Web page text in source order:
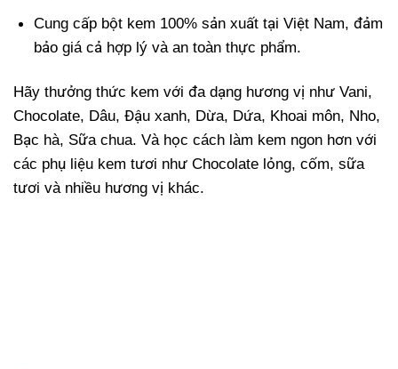
Cung cấp bột kem 100% sản xuất tại Việt Nam, đảm
bảo giá cả hợp lý và an toàn thực phẩm.
Hãy thưởng thức kem với đa dạng hương vị như Vani,
Chocolate, Dâu, Đậu xanh, Dừa, Dứa, Khoai môn, Nho,
Bạc hà, Sữa chua. Và học cách làm kem ngon hơn với
các phụ liệu kem tươi như Chocolate lỏng, cốm, sữa
tươi và nhiều hương vị khác.